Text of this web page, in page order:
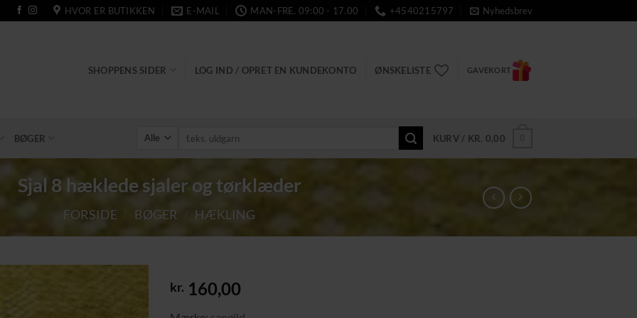
HVOR ER BUTIKKEN E-MAIL MAN-FRE. 09:00 - 17.00 +4540215797 Nyhedsbrev
SHOPPENS SIDER LOG IND / OPRET EN KUNDEKONTO ØNSKELISTE GAVEKORT
BØGER
Søg
KURV / KR. 0,00
Sjal 8 hæklede sjaler og tørklæder
FORSIDE BØGER HÆKLING
kr. 160,00